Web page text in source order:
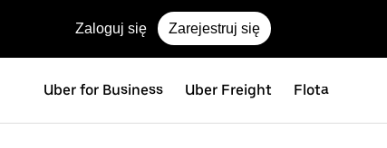
Zaloguj się Zarejestruj się
Uber for Business Uber Freight Flota